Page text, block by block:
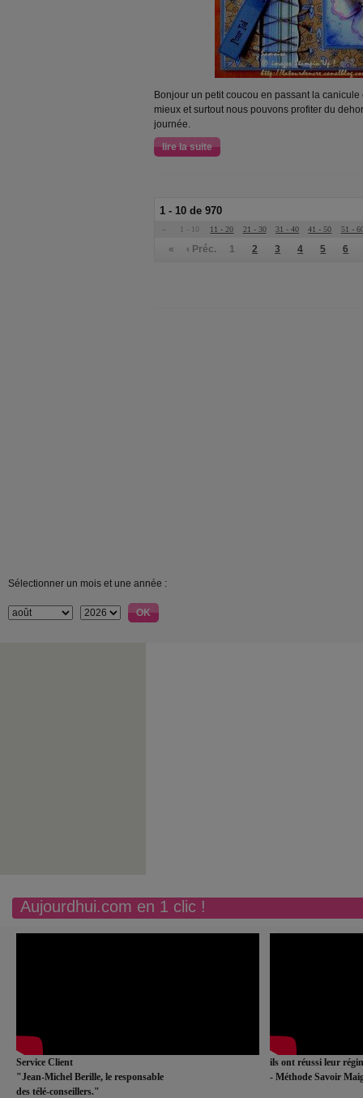
Bonjour un petit coucou en passant la
mieux et surtout nous pouvons profiter du
journée.
lire la suite
1 - 10 de 970
« 1 - 10 11 - 20 21 - 30 31 - 40 41 - 50 51 -
« ‹ Préc. 1 2 3 4 5 6
Sélectionner un mois et une année :
Aujourdhui.com en 1 clic !
Service Client
"Jean-Michel Berille, le responsable
des télé-conseillers."
ils ont réussi leur
- Méthode Savoir